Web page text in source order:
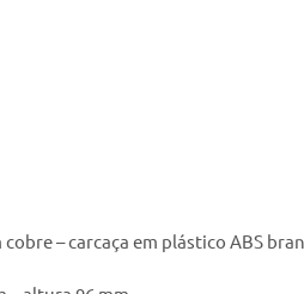
– carcaça em plástico ABS